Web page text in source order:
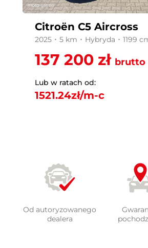
Od autoryzowanego
dealera
Citroën C5 Aircross
2025 ･ 5 km ･ Hybryda ･ 1199
137 200 zł brutto
Lub w ratach od:
1521.24zł/m-c